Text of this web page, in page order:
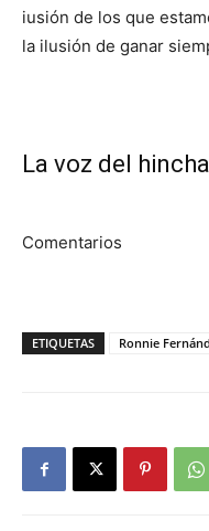
iusión de los que
la ilusión de ganar
La voz del hincha
Comentarios
ETIQUETAS Ronnie